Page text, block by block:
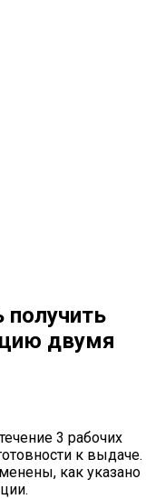
двумя
3 рабочих
к выдаче.
как указано